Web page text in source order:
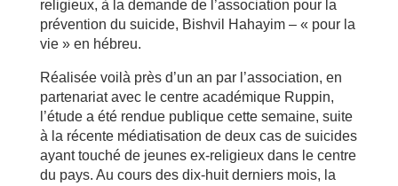
religieux, à la demande de l’association pour la
prévention du suicide, Bishvil Hahayim – « pour la
vie » en hébreu.
Réalisée voilà près d’un an par l’association, en
partenariat avec le centre académique Ruppin,
l’étude a été rendue publique cette semaine, suite
à la récente médiatisation de deux cas de suicides
ayant touché de jeunes ex-religieux dans le centre
du pays. Au cours des dix-huit derniers mois, la